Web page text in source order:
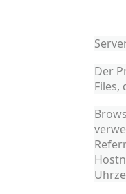
Der